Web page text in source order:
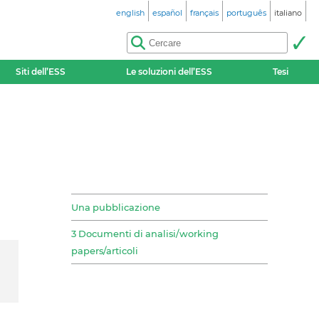
english español français português italiano
Siti dell’ESS Le soluzioni dell’ESS Tesi
Una pubblicazione
3 Documenti di analisi/working
papers/articoli